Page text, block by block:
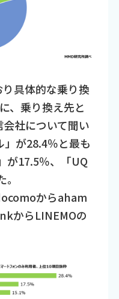
具体的な乗り換
、乗り換え先と
社について聞い
が28.4％と最も
が17.5％、「UQ
からaham
からLINEMOの